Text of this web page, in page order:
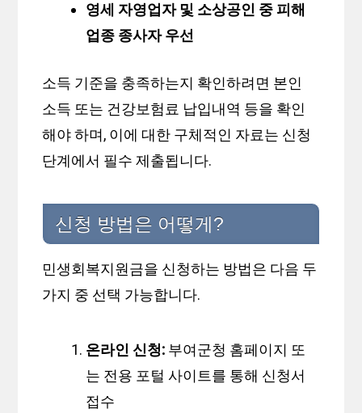
영세 자영업자 및 소상공인 중 피해
업종 종사자 우선
소득 기준을 충족하는지 확인하려면 본인
소득 또는 건강보험료 납입내역 등을 확인
해야 하며, 이에 대한 구체적인 자료는 신청
단계에서 필수 제출됩니다.
신청 방법은 어떻게?
민생회복지원금을 신청하는 방법은 다음 두
가지 중 선택 가능합니다.
온라인 신청: 부여군청 홈페이지 또
는 전용 포털 사이트를 통해 신청서
접수